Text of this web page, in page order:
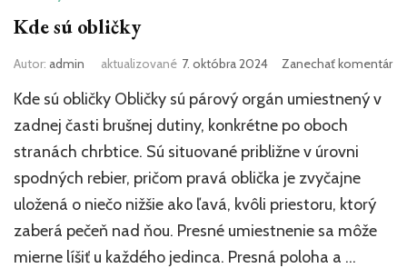
Kde sú obličky
Autor: admin aktualizované 7. októbra 2024 Zanechať komentárk
Kde sú obličky Obličky sú párový orgán umiestnený v
zadnej časti brušnej dutiny, konkrétne po oboch
stranách chrbtice. Sú situované približne v úrovni
spodných rebier, pričom pravá oblička je zvyčajne
uložená o niečo nižšie ako ľavá, kvôli priestoru, ktorý
zaberá pečeň nad ňou. Presné umiestnenie sa môže
mierne líšiť u každého jedinca. Presná poloha a …